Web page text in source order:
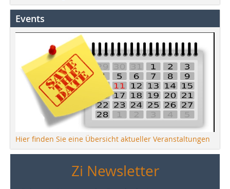
Events
Hier finden Sie eine Übersicht aktueller Veranstaltungen
Zi Newsletter